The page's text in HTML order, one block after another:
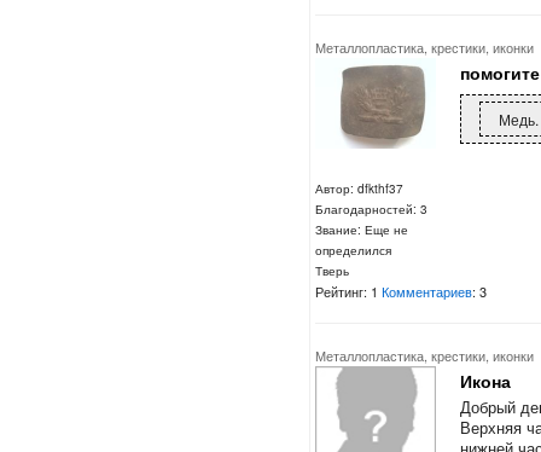
Металлопластика, крестики, иконки
Автор: dfkthf37
Благодарностей: 3
Звание: Еще не
определился
Тверь
Рейтинг: 1Комментариев: 3
Металлопластика, крестики, иконки
Икона
Добрый
Верхняя